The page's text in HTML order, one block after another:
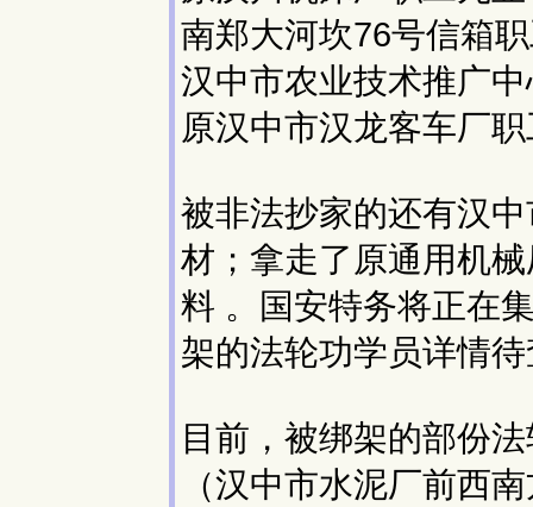
南郑大河坎76号信箱
汉中市农业技术推广
原汉中市汉龙客车厂
被非法抄家的还有汉
材；拿走了原通用机
料 。国安特务将正在
架的法轮功学员详情
目前，被绑架的部份
（汉中市水泥厂前西